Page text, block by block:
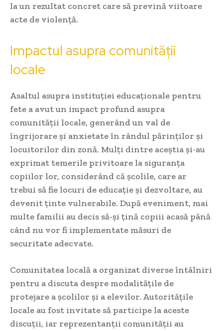
la un rezultat concret care să prevină viitoare
acte de violență.
Impactul asupra comunității
locale
Asaltul asupra instituției educaționale pentru
fete a avut un impact profund asupra
comunității locale, generând un val de
îngrijorare și anxietate în rândul părinților și
locuitorilor din zonă. Mulți dintre aceștia și-au
exprimat temerile privitoare la siguranța
copiilor lor, considerând că școlile, care ar
trebui să fie locuri de educație și dezvoltare, au
devenit ținte vulnerabile. După eveniment, mai
multe familii au decis să-și țină copiii acasă până
când nu vor fi implementate măsuri de
securitate adecvate.
Comunitatea locală a organizat diverse întâlniri
pentru a discuta despre modalitățile de
protejare a școlilor și a elevilor. Autoritățile
locale au fost invitate să participe la aceste
discuții, iar reprezentanții comunității au